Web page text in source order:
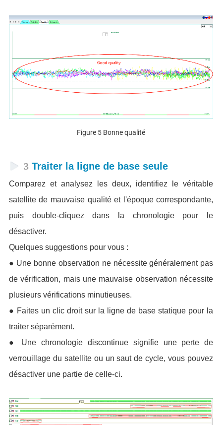
Figure 5 Bonne qualité
3 Traiter la ligne de base seule
Comparez et analysez les deux, identifiez le véritable
satellite de mauvaise qualité et l'époque correspondante,
puis double-cliquez dans la chronologie pour le
désactiver.
Quelques suggestions pour vous :
● Une bonne observation ne nécessite généralement pas
de vérification, mais une mauvaise observation nécessite
plusieurs vérifications minutieuses.
● Faites un clic droit sur la ligne de base statique pour la
traiter séparément.
● Une chronologie discontinue signifie une perte de
verrouillage du satellite ou un saut de cycle, vous pouvez
désactiver une partie de celle-ci.